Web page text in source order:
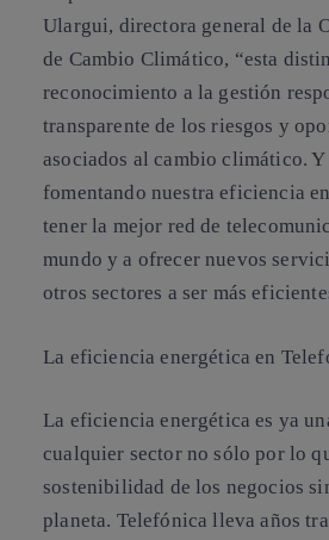
Ulargui, directora general de la
de Cambio Climático, “esta
reconocimiento a la gestión
transparente de los riesgos y
asociados al cambio climático.
fomentando nuestra eficiencia
tener la mejor red de
mundo y a ofrecer nuevos
otros sectores a ser más
La eficiencia energética en
La eficiencia energética es ya
cualquier sector no sólo por lo
sostenibilidad de los negocios
planeta. Telefónica lleva años